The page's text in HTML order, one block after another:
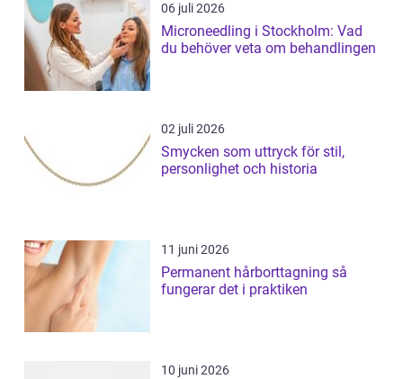
06 juli 2026
Microneedling i Stockholm: Vad
du behöver veta om behandlingen
02 juli 2026
Smycken som uttryck för stil,
personlighet och historia
11 juni 2026
Permanent hårborttagning så
fungerar det i praktiken
10 juni 2026